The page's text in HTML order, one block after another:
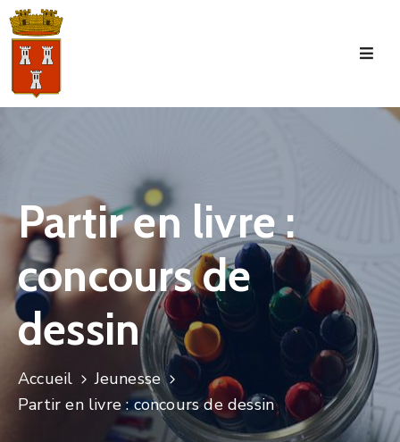
Accueil
Manifestations
Vie
Municipale
Services
Partir en livre :
concours de
dessin
Accueil
Jeunesse
Partir en livre : concours de dessin